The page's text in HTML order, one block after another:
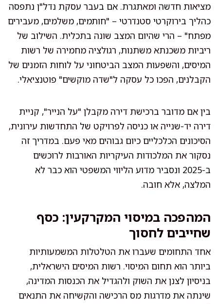
מציאות חדשה ומאתגרת. אם בעבר עסקת נדל"ן נתפסה
כהליך בירוקרטי סטנדרטי – "חותמים, משלמים, מעבירים
מפתח" – הרי שהיום המצב שונה בתכלית. השילוב של
ריביות משכנתא משתנות, רגולציה מחמירה של רשות
המיסים, והשפעות המצב הביטחוני על לוחות הזמנים של
הקבלנים, הפכו כל עסקה ל"שדה מוקשים" פוטנציאלי.
בין אם מדובר ברכישת דירה מקבלן "על הנייר", קניית
דירה יד-שנייה או כניסה לפרויקט של התחדשות עירונית,
הסיכונים הכלכליים כיום גבוהים מאי פעם. במדריך זה
נסקור את המלכודות העיקריות האורבות לרוכשים
ב-2025 ונסביר מדוע הליווי המשפטי הוא כבר לא
המלצה, אלא חובה.
המהפכה במיסוי המקרקעין: כסף
שחייבים לחסוך
אחד התחומים שעברו את הטלטלות המשמעותיות
ביותר הוא תחום המיסוי. רשות המיסים הישראלית,
בניסיון לצנן את השוק ולהגדיל את הכנסות המדינה,
שינתה את מדרגות מס הרכישה והקשיחה את התנאים